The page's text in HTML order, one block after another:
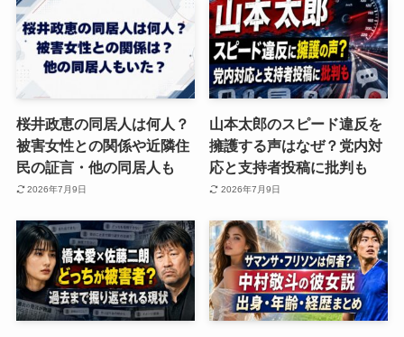
桜井政恵の同居人は何人？
被害女性との関係や近隣住
民の証言・他の同居人も
2026年7月9日
山本太郎のスピード違反を
擁護する声はなぜ？党内対
応と支持者投稿に批判も
2026年7月9日